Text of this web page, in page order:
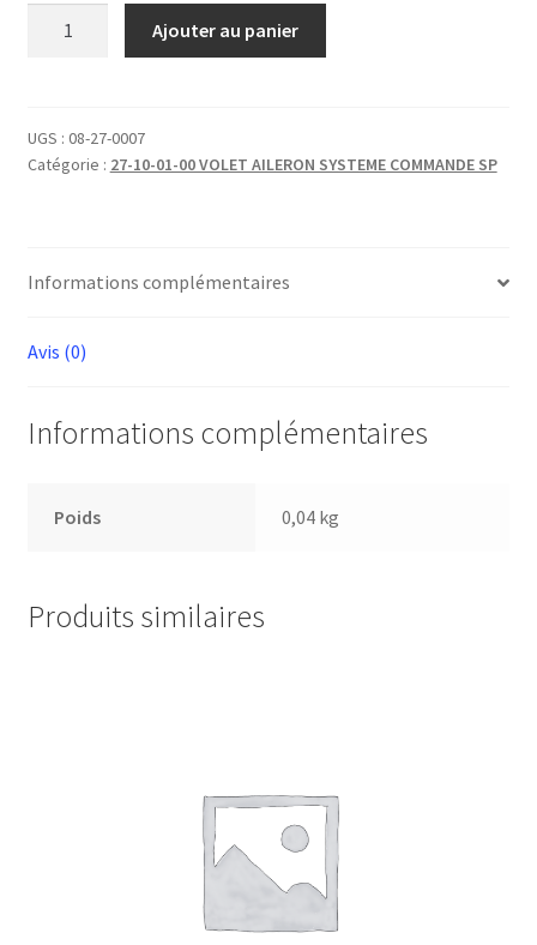
MERE
D8
Ajouter au panier
UGS : 08-27-0007
Catégorie : 27-10-01-00 VOLET AILERON SYSTEME COMMANDE SP
Informations complémentaires
Avis (0)
Informations complémentaires
Poids 0,04 kg
Produits similaires